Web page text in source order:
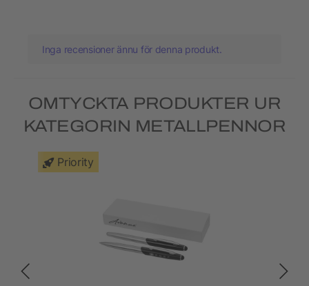
Inga recensioner ännu för denna produkt.
OMTYCKTA PRODUKTER UR
KATEGORIN METALLPENNOR
Priority